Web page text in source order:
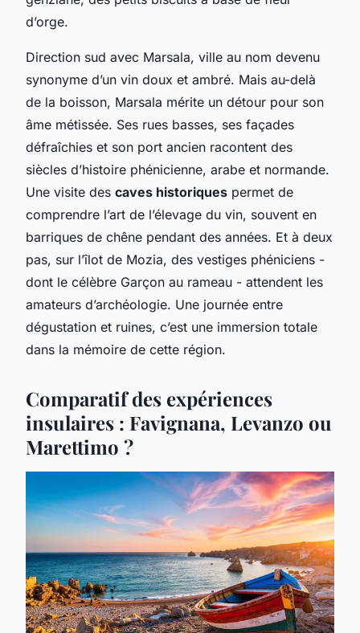
d’orge.
Direction sud avec Marsala, ville au nom devenu
synonyme d’un vin doux et ambré. Mais au-delà
de la boisson, Marsala mérite un détour pour son
âme métissée. Ses rues basses, ses façades
défraîchies et son port ancien racontent des
siècles d’histoire phénicienne, arabe et normande.
Une visite des caves historiques permet de
comprendre l’art de l’élevage du vin, souvent en
barriques de chêne pendant des années. Et à deux
pas, sur l’îlot de Mozia, des vestiges phéniciens -
dont le célèbre Garçon au rameau - attendent les
amateurs d’archéologie. Une journée entre
dégustation et ruines, c’est une immersion totale
dans la mémoire de cette région.
Comparatif des expériences
insulaires : Favignana, Levanzo ou
Marettimo ?